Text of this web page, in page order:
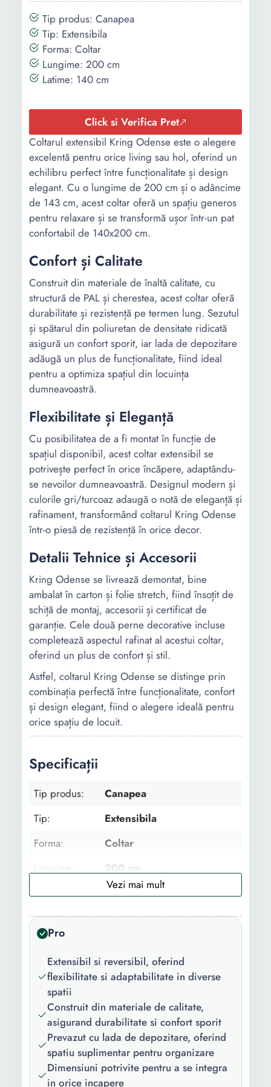
Tip produs: Canapea
Tip: Extensibila
Forma: Coltar
Lungime: 200 cm
Latime: 140 cm
Click si Verifica Pret
Coltarul extensibil Kring Odense este o alegere
excelentă pentru orice living sau hol, oferind un
echilibru perfect între funcționalitate și design
elegant. Cu o lungime de 200 cm și o adâncime
de 143 cm, acest coltar oferă un spațiu generos
pentru relaxare și se transformă ușor într-un pat
confortabil de 140x200 cm.
Confort și Calitate
Construit din materiale de înaltă calitate, cu
structură de PAL și cherestea, acest coltar oferă
durabilitate și rezistență pe termen lung. Sezutul
și spătarul din poliuretan de densitate ridicată
asigură un confort sporit, iar lada de depozitare
adăugă un plus de funcționalitate, fiind ideal
pentru a optimiza spațiul din locuința
dumneavoastră.
Flexibilitate și Eleganță
Cu posibilitatea de a fi montat în funcție de
spațiul disponibil, acest coltar extensibil se
potrivește perfect în orice încăpere, adaptându-
se nevoilor dumneavoastră. Designul modern și
culorile gri/turcoaz adaugă o notă de eleganță și
rafinament, transformând coltarul Kring Odense
într-o piesă de rezistență în orice decor.
Detalii Tehnice și Accesorii
Kring Odense se livrează demontat, bine
ambalat în carton și folie stretch, fiind însoțit de
schiță de montaj, accesorii și certificat de
garanție. Cele două perne decorative incluse
completează aspectul rafinat al acestui coltar,
oferind un plus de confort și stil.
Astfel, coltarul Kring Odense se distinge prin
combinația perfectă între funcționalitate, confort
și design elegant, fiind o alegere ideală pentru
orice spațiu de locuit.
Specificații
Tip produs:
Canapea
Tip:
Extensibila
Forma:
Coltar
Lungime:
200 cm
Latime:
140 cm
Culoare:
Gri Turcoaz
Numar locuri:
Caracteristici
cheie:
Extensibila Lada depozitare
Utilizat pentru: Living Hol
Material
tapiterie:
Stofa
Numar perne
2
Pro
Extensibil si reversibil, oferind
flexibilitate si adaptabilitate in diverse
spatii
Construit din materiale de calitate,
asigurand durabilitate si confort sporit
Prevazut cu lada de depozitare, oferind
spatiu suplimentar pentru organizare
Dimensiuni potrivite pentru a se integra
in orice incapere